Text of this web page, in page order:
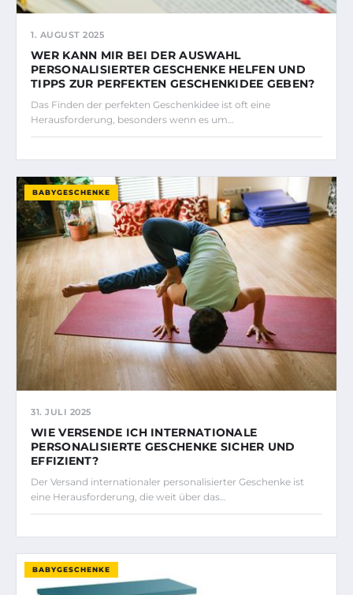
1. AUGUST 2025
WER KANN MIR BEI DER AUSWAHL
PERSONALISIERTER GESCHENKE HELFEN UND
TIPPS ZUR PERFEKTEN GESCHENKIDEE GEBEN?
Das Finden der perfekten Geschenkidee ist oft eine
Herausforderung, besonders wenn es um…
BABYGESCHENKE
31. JULI 2025
WIE VERSENDE ICH INTERNATIONALE
PERSONALISIERTE GESCHENKE SICHER UND
EFFIZIENT?
Der Versand internationaler personalisierter Geschenke ist
eine Herausforderung, die weit über das…
BABYGESCHENKE